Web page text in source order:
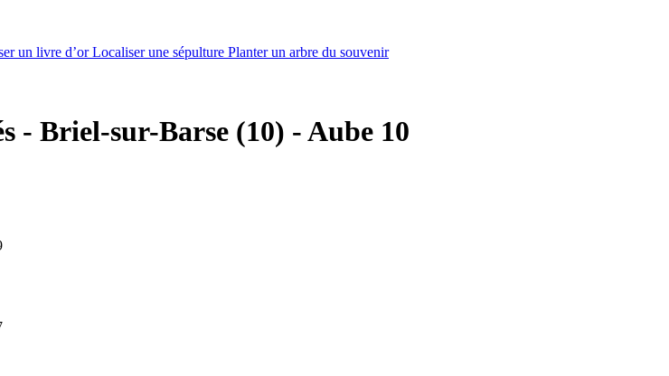
un livre d’orLocaliser une sépulture Planter un arbre du souvenir
- Briel-sur-Barse (10) - Aube 10